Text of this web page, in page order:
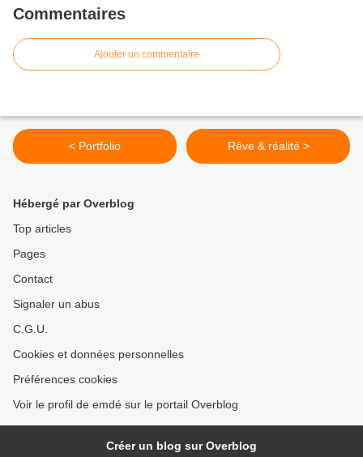
Commentaires
Ajouter un commentaire
< Portfolio Rêve & réalité >
Hébergé par Overblog
Top articles
Pages
Contact
Signaler un abus
C.G.U.
Cookies et données personnelles
Préférences cookies
Voir le profil de emdé sur le portail Overblog
Créer un blog sur Overblog